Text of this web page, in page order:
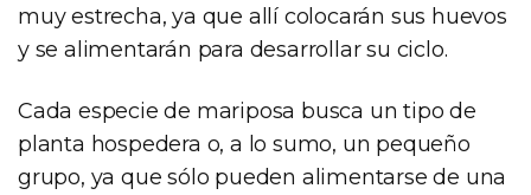
muy estrecha, ya que allí colocarán sus huevos
y se alimentarán para desarrollar su ciclo.
Cada especie de mariposa busca un tipo de
planta hospedera o, a lo sumo, un pequeño
grupo, ya que sólo pueden alimentarse de una